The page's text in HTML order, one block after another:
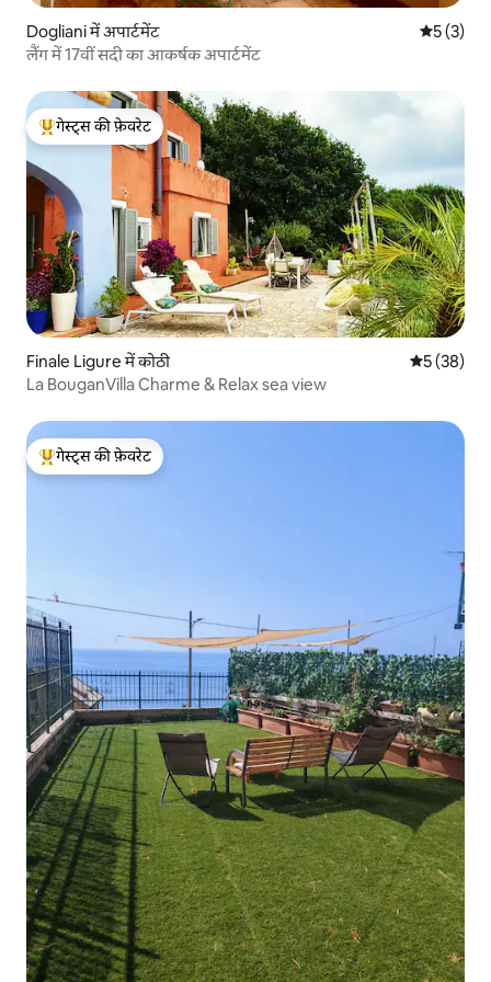
Dogliani में अपार्टमेंट औसत रेटिंग
5 (3)
लैंग में 17वीं सदी का आकर्षक अपार्टमेंट
गेस्ट्स का टॉप फ़ेवरेट
गेस्ट्स की फ़ेवरेट
Finale Ligure में कोठी औसत रेटिंग
5 (38)
La BouganVilla Charme & Relax sea view
गेस्ट्स का टॉप फ़ेवरेट
गेस्ट्स की फ़ेवरेट